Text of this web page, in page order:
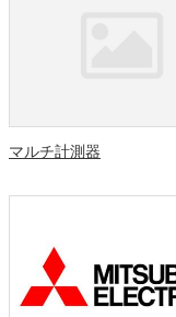
マルチ計測器